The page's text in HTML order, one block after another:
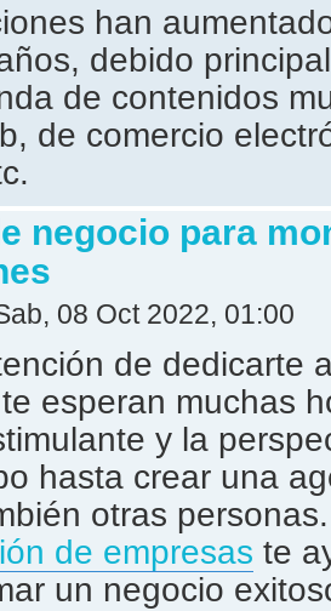
han
debido
de contenidos
de comercio
negocio para
08 Oct 2022, 01:00
de dedicarte
esperan muchas
y la
hasta crear una
otras
de empresas te
un negocio